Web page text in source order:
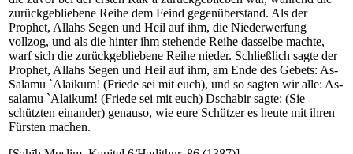
zurückgebliebene Reihe dem Feind gegenüberstand. Als der
Prophet, Allahs Segen und Heil auf ihm, die Niederwerfung
vollzog, und als die hinter ihm stehende Reihe dasselbe machte,
warf sich die zurückgebliebene Reihe nieder. Schließlich sagte der
Prophet, Allahs Segen und Heil auf ihm, am Ende des Gebets: As-
Salamu `Alaikum! (Friede sei mit euch), und so sagten wir alle: As-
salamu `Alaikum! (Friede sei mit euch) Dschabir sagte: (Sie
schützten einander) genauso, wie eure Schützer es heute mit ihren
Fürsten machen.